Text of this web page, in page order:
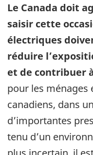
Le Canada doit
saisir cette
électriques
réduire
et de contribuer
pour les ménages
canadiens, dans
d’importantes
tenu d’un